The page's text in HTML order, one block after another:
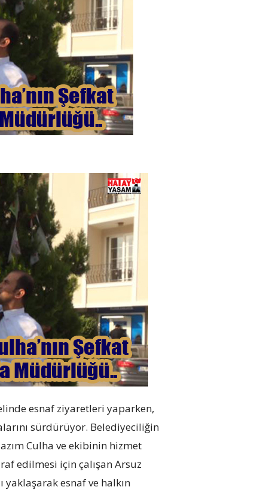
esnaf ziyaretleri yaparken,
sürdürüyor. Belediyeciliğin
Culha ve ekibinin hizmet
edilmesi için çalışan Arsuz
esnaf ve halkın